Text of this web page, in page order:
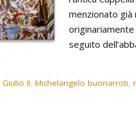
menzionato già
seguito
Giulio II, Michelangelo buonarroti,